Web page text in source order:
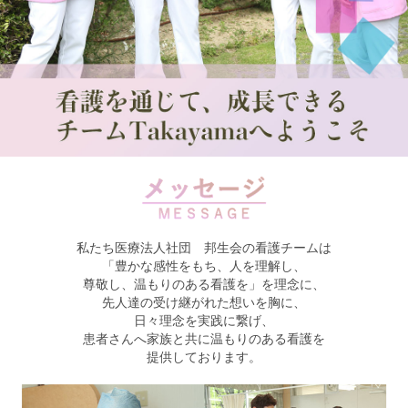
私たち医療法人社団 邦生会の看護チームは
「豊かな感性をもち、人を理解し、
尊敬し、温もりのある看護を」を理念に、
先人達の受け継がれた想いを胸に、
日々理念を実践に繋げ、
患者さんへ家族と共に温もりのある看護を
提供しております。